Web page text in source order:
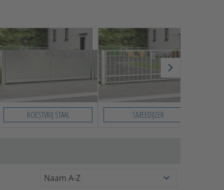
ROESTVRIJ STAAL SMEEDIJZER